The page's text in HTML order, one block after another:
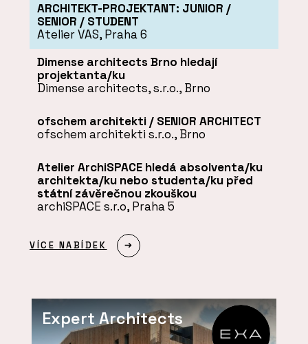
ARCHITEKT-PROJEKTANT: JUNIOR /
SENIOR / STUDENT
Atelier VAS, Praha 6
Dimense architects Brno hledají
projektanta/ku
Dimense architects, s.r.o., Brno
ofschem architekti / SENIOR ARCHITECT
ofschem architekti s.r.o., Brno
Atelier ArchiSPACE hledá absolventa/ku
architekta/ku nebo studenta/ku před
státní závěrečnou zkouškou
archiSPACE s.r.o, Praha 5
VÍCE NABÍDEK
Expert Architects